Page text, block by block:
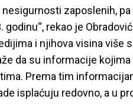
zaposlenih,
rekao je
i njihova visina više
da su informacije kojima
Prema tim
isplaćuju redovno, a u